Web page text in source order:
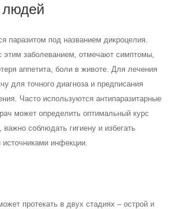
людей
паразитом под названием дикроцелия.
заболеванием, отмечают симптомы,
аппетита, боли в животе. Для лечения
для точного диагноза и предписания
Часто используются антипаразитарные
может определить оптимальный курс
соблюдать гигиену и избегать
инфекции.
протекать в двух стадиях – острой и